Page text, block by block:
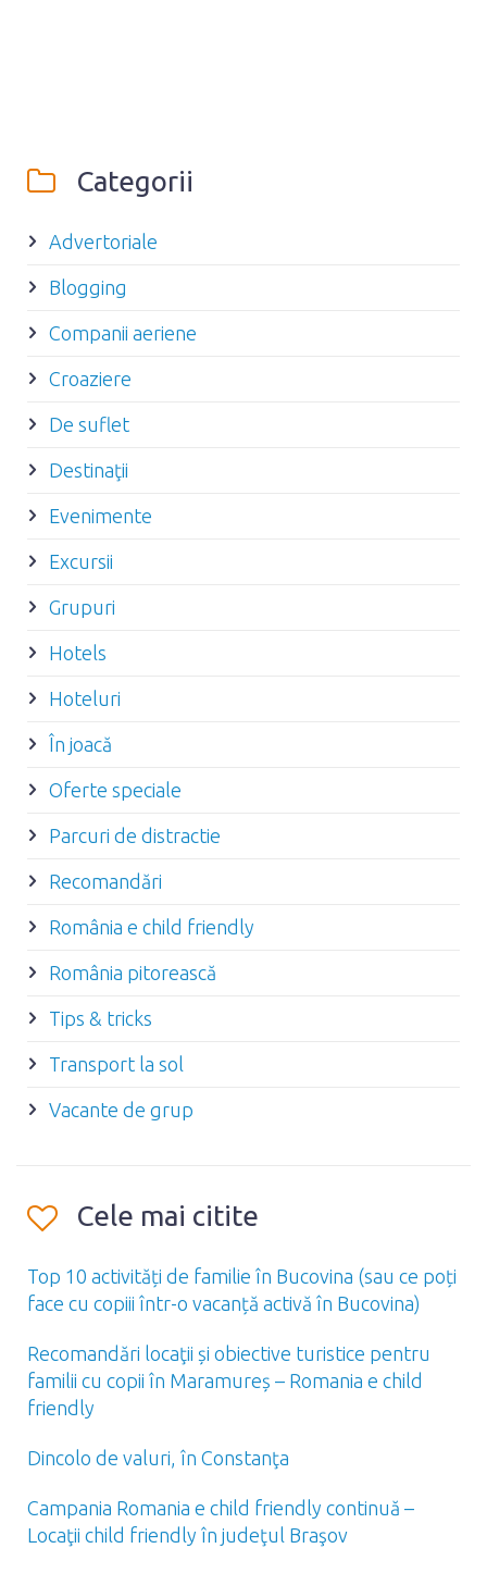
Categorii
Advertoriale
Blogging
Companii aeriene
Croaziere
De suflet
Destinaţii
Evenimente
Excursii
Grupuri
Hotels
Hoteluri
În joacă
Oferte speciale
Parcuri de distractie
Recomandări
România e child friendly
România pitorească
Tips & tricks
Transport la sol
Vacante de grup
Cele mai citite
Top 10 activități de familie în Bucovina (sau ce poți
face cu copiii într-o vacanță activă în Bucovina)
Recomandări locaţii și obiective turistice pentru
familii cu copii în Maramureș – Romania e child
friendly
Dincolo de valuri, în Constanţa
Campania Romania e child friendly continuă –
Locaţii child friendly în judeţul Braşov